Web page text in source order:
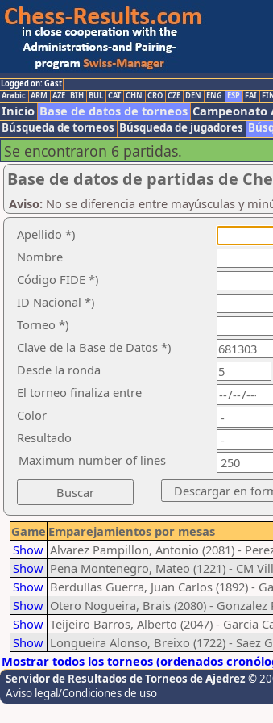
Logged on: Gast
Arabic ARM AZE BIH BUL CAT CHN CRO CZE DEN ENG ESP FAI
Inicio Base de datos de torneos Campeonato
Búsqueda de torneos Búsqueda de jugadores
Se encontraron 6 partidas.
Base de datos de partidas de
Aviso: No se diferencia entre mayúsculas y
Apellido *)
Nombre
Código FIDE *)
ID Nacional *)
Torneo *)
Clave de la Base de Datos *)
Desde la ronda
El torneo finaliza entre
Color
Resultado
Maximum number of lines
Game Emparejamientos por mesas
Show Alvarez Pampillon, Antonio (2081) -
Show Pena Montenegro, Mateo (1221) - CM
Show Berdullas Guerra, Juan Carlos (1892) -
Show Otero Nogueira, Brais (2080) - Gonzalez
Show Teijeiro Barros, Alberto (2047) - Garcia
Show Longueira Alonso, Breixo (1722) - Saez
Mostrar todos los torneos (ordenados
Servidor de Resultados de Torneos de Ajedrez ©
Aviso legal/Condiciones de uso